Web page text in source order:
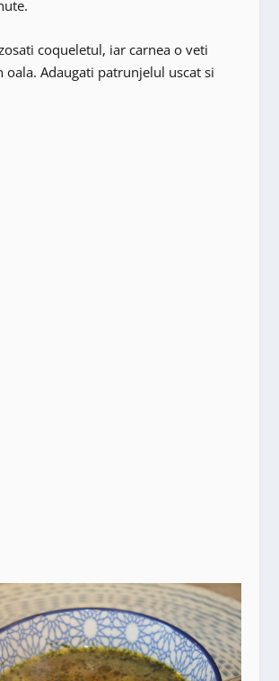
coqueletul, iar carnea o veti
oala. Adaugati patrunjelul uscat si